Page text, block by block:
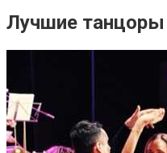
Лучшие